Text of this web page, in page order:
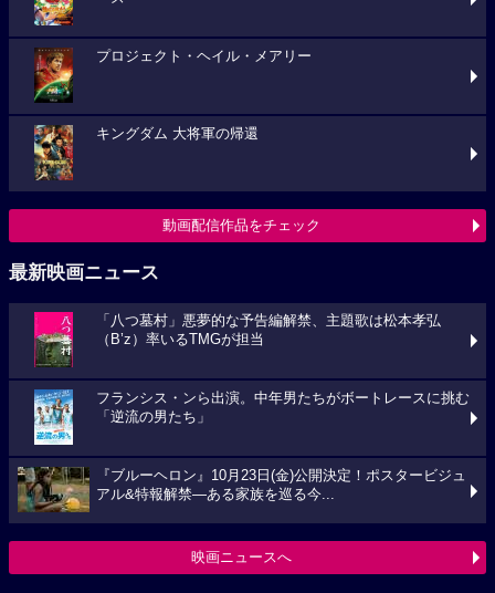
プロジェクト・ヘイル・メアリー
キングダム 大将軍の帰還
動画配信作品をチェック
最新映画ニュース
「八つ墓村」悪夢的な予告編解禁、主題歌は松本孝弘
（B’z）率いるTMGが担当
フランシス・ンら出演。中年男たちがボートレースに挑む
「逆流の男たち」
『ブルーヘロン』10月23日(金)公開決定！ポスタービジュ
アル&特報解禁―ある家族を巡る今...
映画ニュースへ